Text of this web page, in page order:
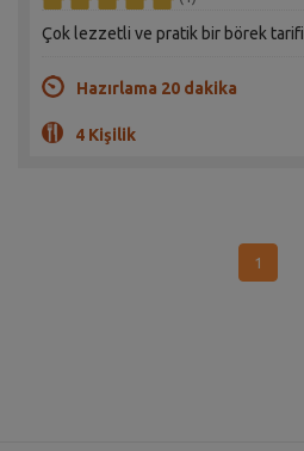
Çok lezzetli ve pratik bir börek tarifi
Hazırlama 20 dakika
4 Kişilik
1